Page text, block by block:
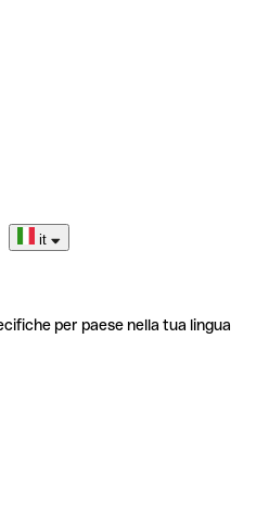
it
per paese nella tua lingua